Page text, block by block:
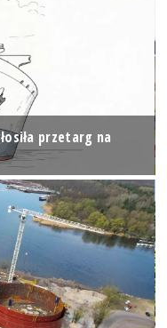
przetarg na